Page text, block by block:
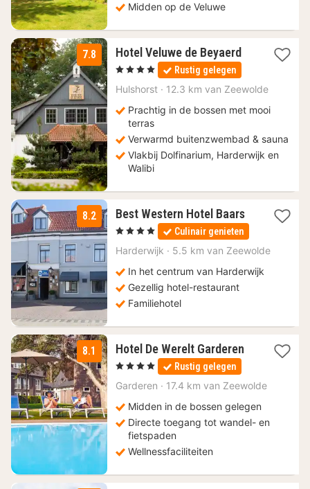
Midden op de Veluwe
7.8 Hotel Veluwe de Beyaerd1
nacht
vanaf
89
, 4 Sterren Rustig gelegen
Hulshorst · 12.3 km van Zeewolde
Prachtig in de bossen met mooi
terras
Verwarmd buitenzwembad & sauna
Vlakbij Dolfinarium, Harderwijk en
Walibi
8.2 Best Western Hotel Baars1
nacht
vanaf
137
, 4 Sterren Culinair genieten
Harderwijk · 5.5 km van Zeewolde
In het centrum van Harderwijk
Gezellig hotel-restaurant
Familiehotel
8.1 Hotel De Werelt Garderen1
139
, 4 Sterren Rustig gelegen
Garderen · 17.4 km van Zeewolde
Midden in de bossen gelegen
Directe toegang tot wandel- en
fietspaden
Wellnessfaciliteiten